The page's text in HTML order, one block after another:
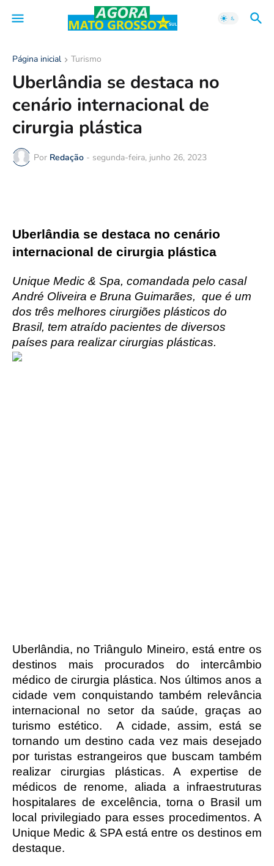
Página inicial Turismo
Uberlândia se destaca no
cenário internacional de
cirurgia plástica
Por Redação - segunda-feira, junho 26, 2023
Uberlândia se destaca no cenário
internacional de cirurgia plástica
Unique Medic & Spa, comandada pelo casal
André Oliveira e Bruna Guimarães,  que é um
dos três melhores cirurgiões plásticos do
Brasil, tem atraído pacientes de diversos
países para realizar cirurgias plásticas.
Uberlândia, no Triângulo Mineiro, está entre os
destinos mais procurados do intercâmbio
médico de cirurgia plástica. Nos últimos anos a
cidade vem conquistando também relevância
internacional no setor da saúde, graças ao
turismo estético.  A cidade, assim, está se
tornando um destino cada vez mais desejado
por turistas estrangeiros que buscam também
realizar cirurgias plásticas. A expertise de
médicos de renome, aliada a infraestruturas
hospitalares de excelência, torna o Brasil um
local privilegiado para esses procedimentos. A
Unique Medic & SPA está entre os destinos em
destaque.